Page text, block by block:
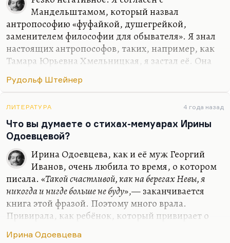
вот эта интонация.
Я могу назвать очень мало писателей, которые бы
чувствовали по-настоящему симфонизм прозы.
Конечно, Андрей Белым с гениальным
строфическими повторениями в симфониях. Чем
прозаическая фраза через неравные…
Мандельштамом, который назвал
антропософию «фуфайкой, душегрейкой,
заменителем философии для обывателя». Я знал
настоящих антропософов, таких, например, как
Тамара Юрьевна Хмельницкая, я застал её. Она
была крупным исследователем творчества
свою принадлежность к антропософам. За это и в
30-е годы не гладили по головке, и потом. Но она
знала хорошо Клавдию Бугаеву, последнюю жену
Белого; она хорошо знала, во всяком случае
хорошо понимала тайные коды романа «Москва»,
понимала, почему он посвящён Михаилу
Ломоносову (потому что Архангел Михаил для
антропософов —…
Рудольф Штейнер
ЛИТЕРАТУРА 4 года назад
Что вы думаете о стихах-мемуарах Ирины
Одоевцевой?
Ирина Одоевцева, как и её муж Георгий
Иванов, очень любила то время, о котором
писала. «Такой счастливой, как на берегах Невы, я
никогда и нигде больше не буду»,— заканчивается
книга этой фразой. Поэтому много врала.
Привирала, как ребёнок, который привирает о
много в её книге.
Ирина Одоевцева